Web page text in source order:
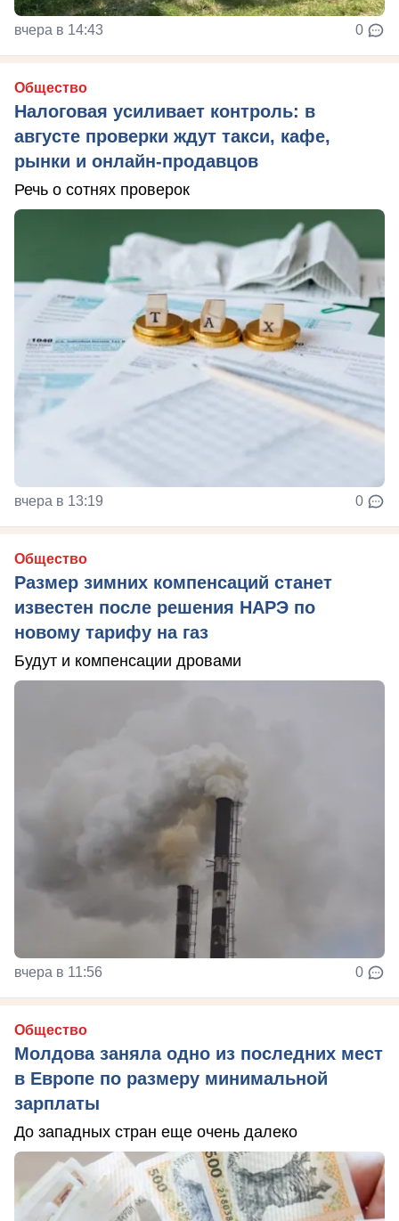
вчера в 14:43 0
Общество
Налоговая усиливает контроль: в
августе проверки ждут такси, кафе,
рынки и онлайн-продавцов
Речь о сотнях проверок
вчера в 13:19 0
Общество
Размер зимних компенсаций станет
известен после решения НАРЭ по
новому тарифу на газ
Будут и компенсации дровами
вчера в 11:56 0
Общество
Молдова заняла одно из последних мест
в Европе по размеру минимальной
зарплаты
До западных стран еще очень далеко